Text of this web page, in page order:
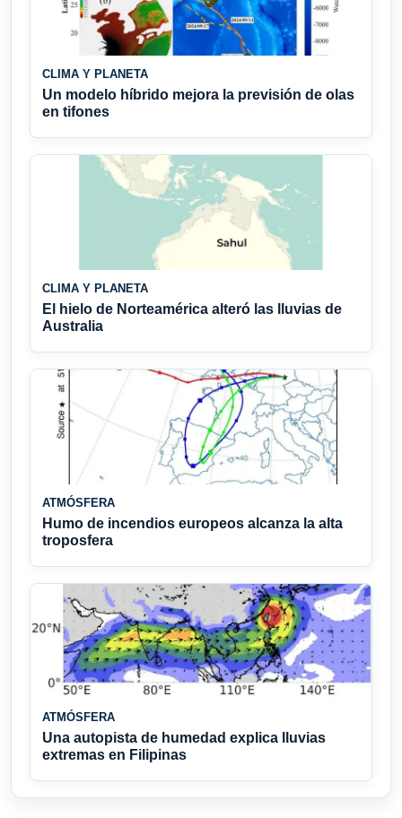
CLIMA Y PLANETA
Un modelo híbrido mejora la previsión de olas
en tifones
CLIMA Y PLANETA
El hielo de Norteamérica alteró las lluvias de
Australia
ATMÓSFERA
Humo de incendios europeos alcanza la alta
troposfera
ATMÓSFERA
Una autopista de humedad explica lluvias
extremas en Filipinas